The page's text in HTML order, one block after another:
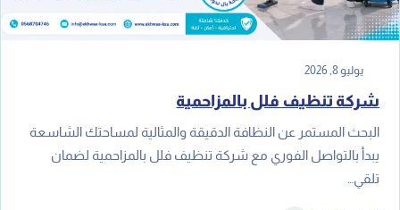
يوليو 8, 2026
شركة تنظيف فلل بالمزاحمية
البحث المستمر عن النظافة الدقيقة والمثالية لمساحتك الشاسعة
يبدأ بالتواصل الفوري مع شركة تنظيف فلل بالمزاحمية لضمان
تلقي…